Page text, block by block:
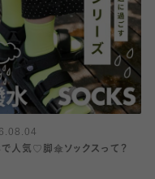
人気♡脚傘ソックスって？